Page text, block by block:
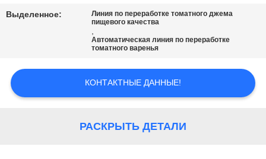
СВЯЖИТЕСЬ
НОВОСТИ
Выделенное:
Линия по переработке томатного джема
пищевого качества
,
Автоматическая линия по переработке
томатного варенья
КОНТАКТНЫЕ ДАННЫЕ!
РАСКРЫТЬ ДЕТАЛИ